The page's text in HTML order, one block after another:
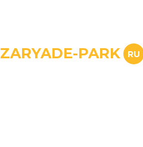
ZARYADE-PARK RU